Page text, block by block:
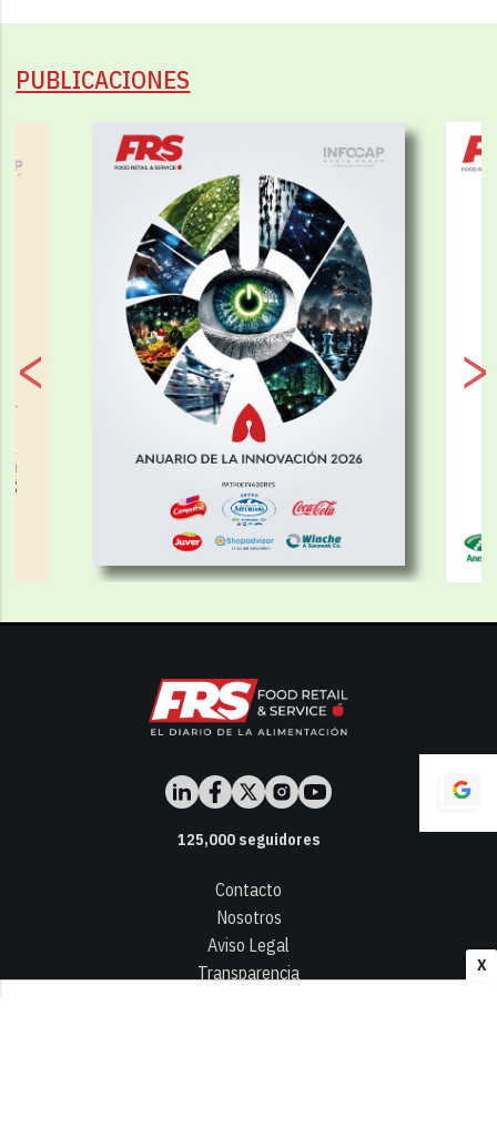
X
PUBLICACIONES
125,000seguidores
Contacto
Nosotros
Aviso Legal
Transparencia